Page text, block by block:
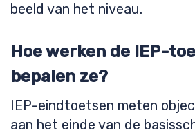
beeld van het niveau.
Hoe werken de IEP-
bepalen ze?
IEP-eindtoetsen meten
aan het einde van de